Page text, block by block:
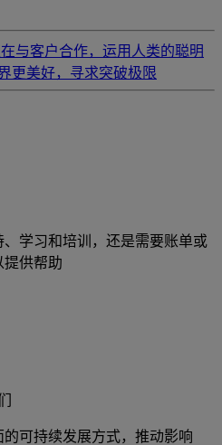
与客户合作，运用人类的聪明
更美好，寻求突破极限
学习和培训，还是需要账单或
提供帮助
可持续发展方式，推动影响